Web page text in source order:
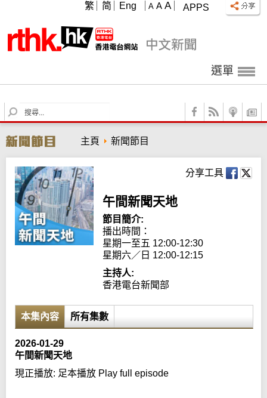
APPS
A A A
繁 简 Eng
選單
S
e
r
c
h
主頁 新聞節目
分享工具
午間新聞天地
節目簡介:
播出時間：
星期一至五 12:00-12:30
星期六／日 12:00-12:15
主持人:
香港電台新聞部
本集內容 所有集數
2026-01-29
午間新聞天地
現正播放: 足本播放 Play full episode